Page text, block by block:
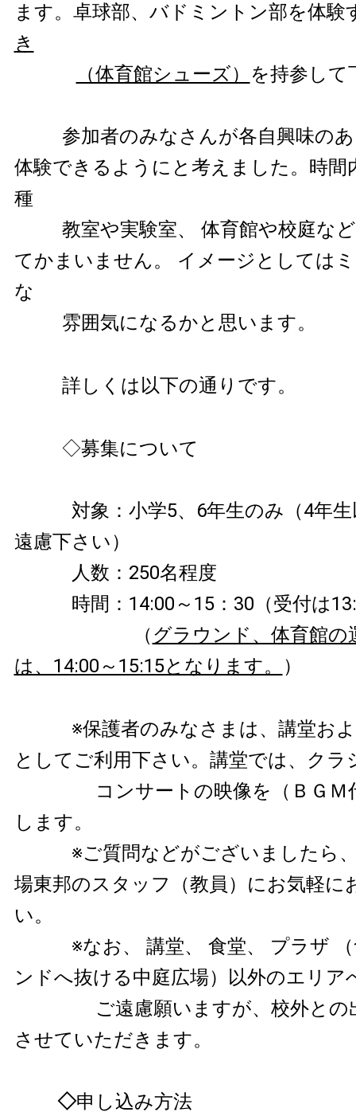
ます。卓球部、バドミントン部を体験
き
（体育館シューズ） を持参して
参加者のみなさんが各自興味の
体験できるようにと考えました。時間
種
教室や実験室、 体育館や校庭な
てかまいません。 イメージとしては
な
雰囲気になるかと思います。
詳しくは以下の通りです。
◇募集について
対象：小学5、6年生のみ（4年生
遠慮下さい）
人数：250名程度
時間：14:00～15：30（受付は
（グラウンド、体育館の
は、14:00～15:15となります。
）
※保護者のみなさまは、講堂およ
としてご利用下さい。講堂では、クラ
コンサートの映像を（ＢＧＭ代
します。
※ご質問などがございましたら、
場東邦のスタッフ（教員）にお気軽に
い。
※なお、 講堂、 食堂、 プラザ （
ンドへ抜ける中庭広場）以外のエリア
ご遠慮願いますが、校外との出
させていただきます。
◇申し込み方法